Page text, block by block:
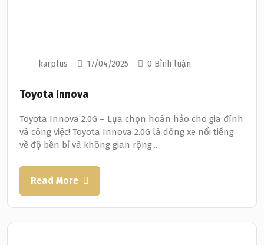
karplus 17/04/2025 0 Bình luận
Toyota Innova
Toyota Innova 2.0G – Lựa chọn hoàn hảo cho gia đình
và công việc! Toyota Innova 2.0G là dòng xe nổi tiếng
về độ bền bỉ và không gian rộng...
Read More